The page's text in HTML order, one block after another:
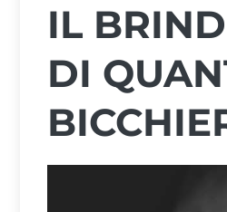
IL
DI